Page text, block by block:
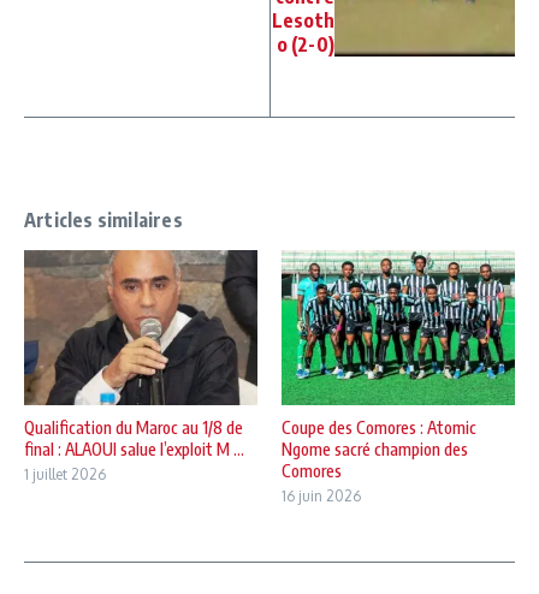
Lesoth
o (2-0)
Articles similaires
Qualification du Maroc au 1/8 de
final : ALAOUI salue l’exploit M ...
1 juillet 2026
Coupe des Comores : Atomic
Ngome sacré champion des
Comores
16 juin 2026